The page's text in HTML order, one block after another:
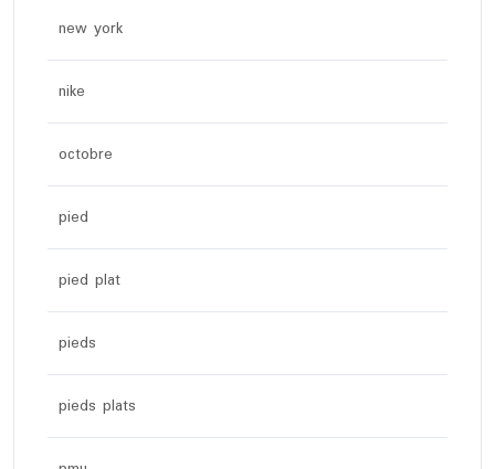
new york
nike
octobre
pied
pied plat
pieds
pieds plats